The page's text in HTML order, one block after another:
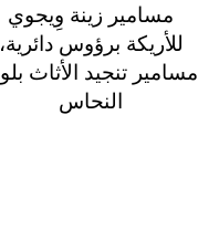
مسامير زينة وِيجوي
للأريكة برؤوس دائرية،
مسامير تنجيد الأثاث
النحاس